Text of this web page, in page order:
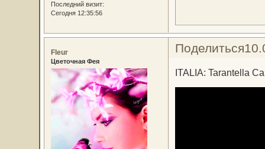
Последний визит:
Сегодня 12:35:56
Поделиться
Fleur
Цветочная Фея
ITALIA: Tarantella